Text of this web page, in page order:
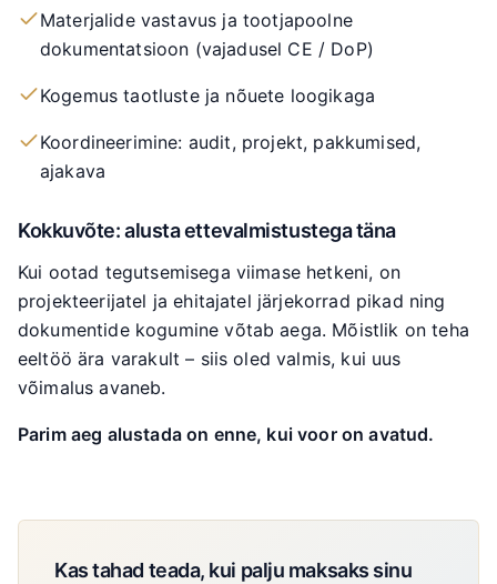
Materjalide vastavus ja tootjapoolne
dokumentatsioon (vajadusel CE / DoP)
Kogemus taotluste ja nõuete loogikaga
Koordineerimine: audit, projekt, pakkumised,
ajakava
Kokkuvõte: alusta ettevalmistustega täna
Kui ootad tegutsemisega viimase hetkeni, on
projekteerijatel ja ehitajatel järjekorrad pikad ning
dokumentide kogumine võtab aega. Mõistlik on teha
eeltöö ära varakult – siis oled valmis, kui uus
võimalus avaneb.
Parim aeg alustada on enne, kui voor on avatud.
Kas tahad teada, kui palju maksaks sinu